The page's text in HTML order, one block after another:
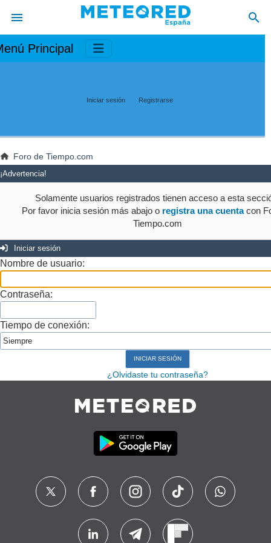
Principal
Iniciar sesión Registrarse
Foro de Tiempo.com
¡Advertencia!
Solamente usuarios registrados tienen acceso a esta
Por favor inicia sesión más abajo o registra una cuentacon
Tiempo.com
Iniciar sesión
Nombre de usuario:
Contraseña:
Tiempo de conexión:
¿Olvidaste tu contraseña?